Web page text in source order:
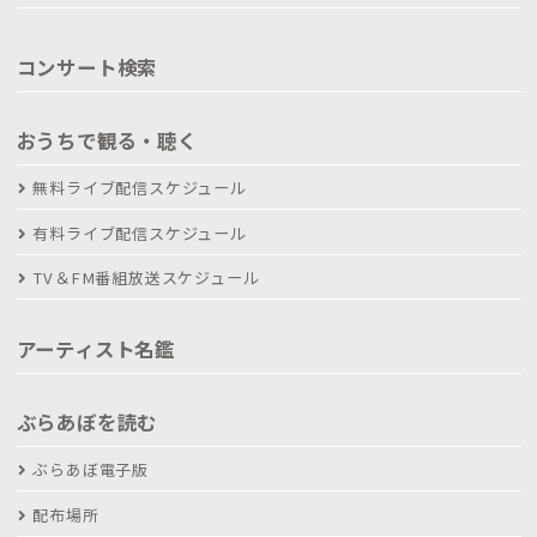
コンサート検索
おうちで観る・聴く
無料ライブ配信スケジュール
有料ライブ配信スケジュール
TV＆FM番組放送スケジュール
アーティスト名鑑
ぶらあぼを読む
ぶらあぼ電子版
配布場所